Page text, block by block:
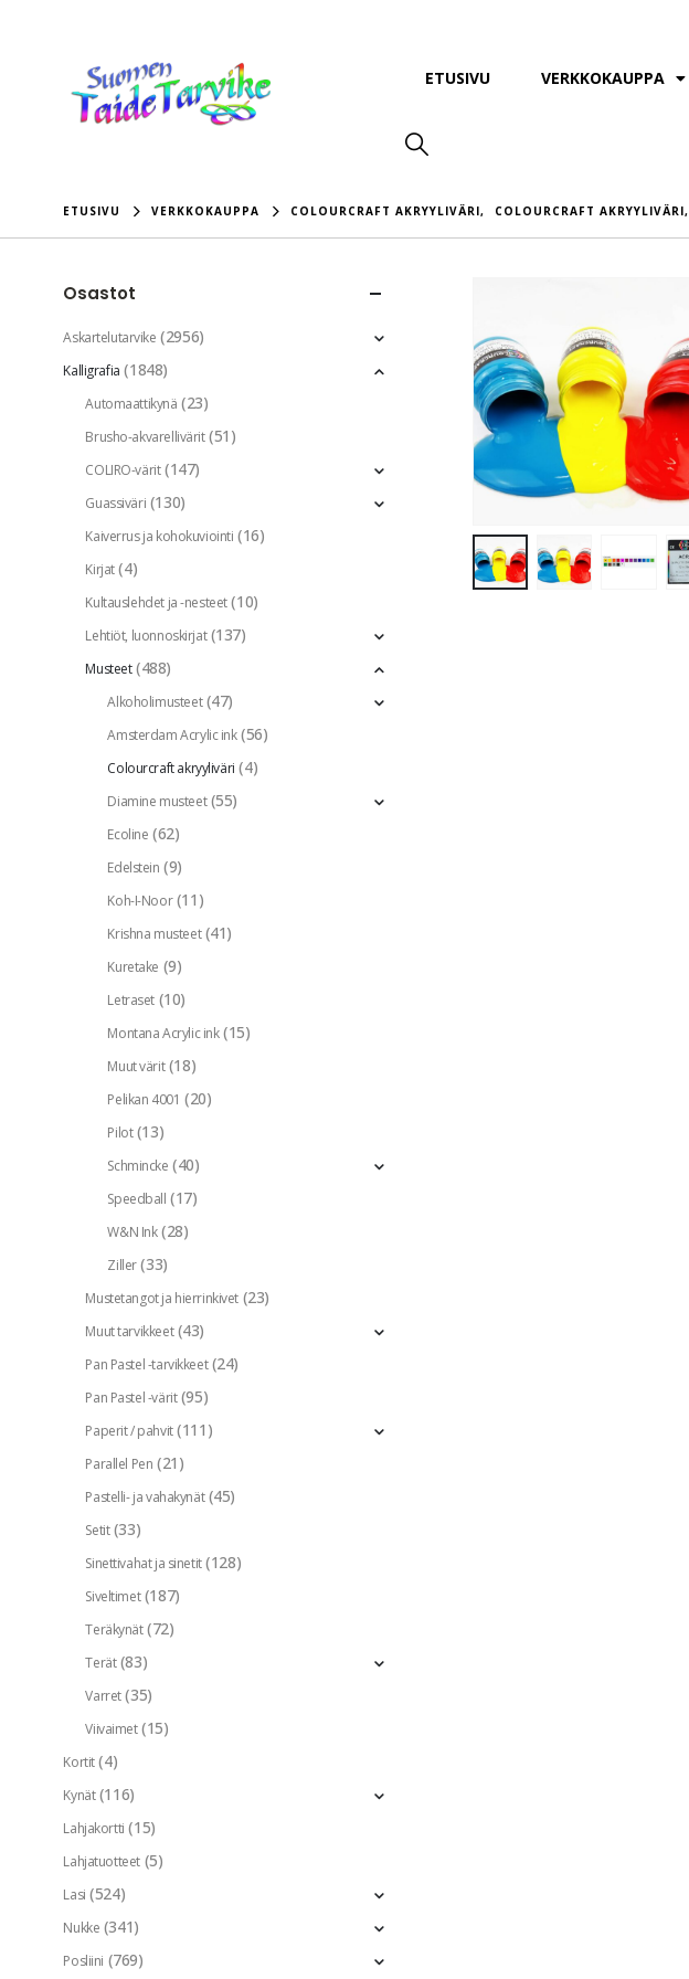
ETUSIVU VERKKOKAUPPA
ETUSIVU VERKKOKAUPPA COLOURCRAFT AKRYYLIVÄRI, COLOURCRAFT AKRYYLIVÄRI,
Osastot
Askartelutarvike (2956)
Kalligrafia (1848)
Automaattikynä (23)
Brusho-akvarellivärit (51)
COLIRO-värit (147)
Guassiväri (130)
Kaiverrus ja kohokuviointi (16)
Kirjat (4)
Kultauslehdet ja -nesteet (10)
Lehtiöt, luonnoskirjat (137)
Musteet (488)
Alkoholimusteet (47)
Amsterdam Acrylic ink (56)
Colourcraft akryyliväri (4)
Diamine musteet (55)
Ecoline (62)
Edelstein (9)
Koh-I-Noor (11)
Krishna musteet (41)
Kuretake (9)
Letraset (10)
Montana Acrylic ink (15)
Muut värit (18)
Pelikan 4001 (20)
Pilot (13)
Schmincke (40)
Speedball (17)
W&N Ink (28)
Ziller (33)
Mustetangot ja hierrinkivet (23)
Muut tarvikkeet (43)
Pan Pastel -tarvikkeet (24)
Pan Pastel -värit (95)
Paperit / pahvit (111)
Parallel Pen (21)
Pastelli- ja vahakynät (45)
Setit (33)
Sinettivahat ja sinetit (128)
Siveltimet (187)
Teräkynät (72)
Terät (83)
Varret (35)
Viivaimet (15)
Kortit (4)
Kynät (116)
Lahjakortti (15)
Lahjatuotteet (5)
Lasi (524)
Nukke (341)
Posliini (769)